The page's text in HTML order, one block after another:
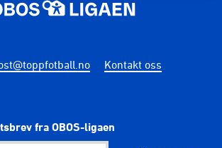
Kontakt oss
fra OBOS-ligaen